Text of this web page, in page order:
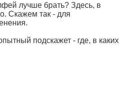
лучше брать? Здесь, в
Скажем так - для
подскажет - где, в каких